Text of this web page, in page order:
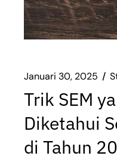
Januari 30, 2025
Trik SEM
Diketahui
di Tahun